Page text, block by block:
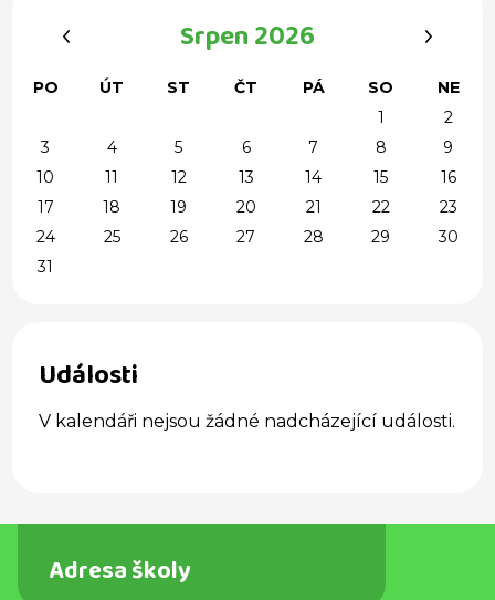
Srpen 2026
PO ÚT ST ČT PÁ SO
NE
1
2
3
4 5 6 7 8
9
10
11 12 13 14 15
16
17
18 19 20 21 22
23
24
25 26 27 28 29
30
31
Události
V kalendáři nejsou žádné nadcházející události.
Adresa školy